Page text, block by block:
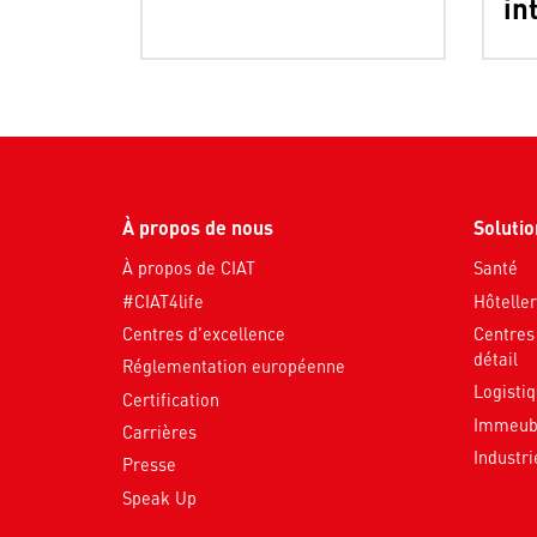
À propos de nous
À propos de CIAT
#CIAT4life
Centres d'excellence
Réglementation européenne
Certification
Carrières
Presse
Speak Up
Santé
détail